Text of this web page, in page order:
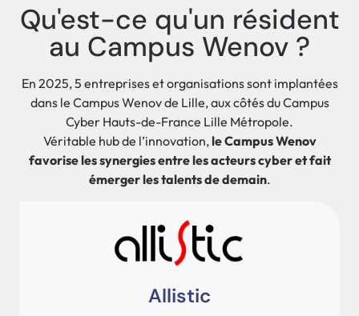
Qu'est-ce qu'un résident
au Campus Wenov ?
En 2025, 5 entreprises et organisations sont implantées
dans le Campus Wenov de Lille, aux côtés du Campus
Cyber Hauts-de-France Lille Métropole.
Véritable hub de l’innovation,le Campus Wenov
favorise les synergies entre les acteurs cyber et fait
émerger les talents de demain.
Allistic